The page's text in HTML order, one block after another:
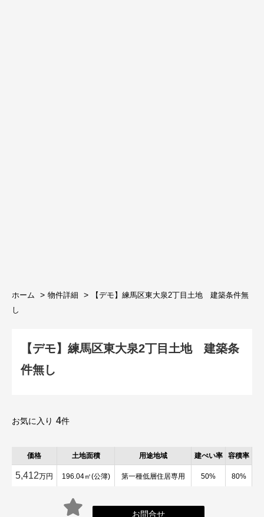
ホーム 物件詳細
【デモ】練馬区東大泉2丁目土地 建築条件無
し
【デモ】練馬区東大泉2丁目土地 建築条
件無し
お気に入り 4件
価格 土地面積 用途地域 建ぺい率 容積率
5,412万円 196.04㎡(公簿) 第一種低層住居専用 50% 80%
お問合せ